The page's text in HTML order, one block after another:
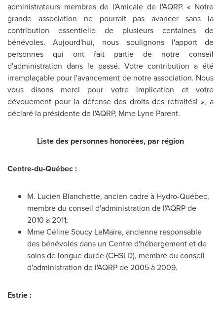
administrateurs membres de l'Amicale de l'AQRP. « Notre
grande association ne pourrait pas avancer sans la
contribution essentielle de plusieurs centaines de
bénévoles. Aujourd'hui, nous soulignons l'apport de
personnes qui ont fait partie de notre conseil
d'administration dans le passé. Votre contribution a été
irremplaçable pour l'avancement de notre association. Nous
vous disons merci pour votre implication et votre
dévouement pour la défense des droits des retraités! », a
déclaré la présidente de l'AQRP, Mme Lyne Parent.
Liste des personnes honorées, par région
Centre-du-Québec :
M. Lucien Blanchette, ancien cadre à Hydro-Québec,
membre du conseil d'administration de l'AQRP de
2010 à 2011;
Mme Céline Soucy LeMaire, ancienne responsable
des bénévoles dans un Centre d'hébergement et de
soins de longue durée (CHSLD), membre du conseil
d'administration de l'AQRP de 2005 à 2009.
Estrie :